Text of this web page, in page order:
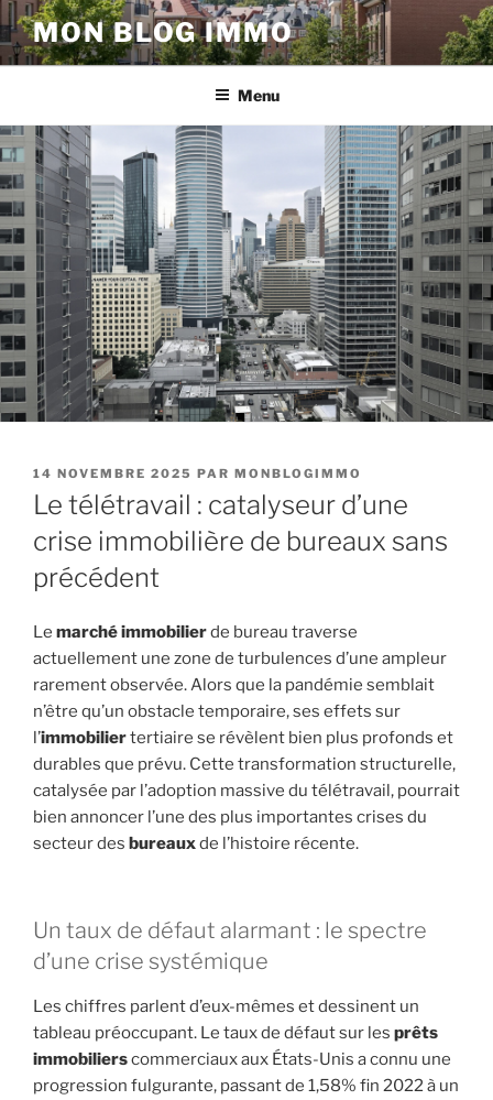
Aller
au
contenu
MON BLOG IMMO
Menu
PUBLIÉ
LE
14 NOVEMBRE 2025 PAR MONBLOGIMMO
Le télétravail : catalyseur d’une
crise immobilière de bureaux sans
précédent
Le marché immobilierde bureau traverse
actuellement une zone de turbulences d’une ampleur
rarement observée. Alors que la pandémie semblait
n’être qu’un obstacle temporaire, ses effets sur
l’immobiliertertiaire se révèlent bien plus profonds et
durables que prévu. Cette transformation structurelle,
catalysée par l’adoption massive du télétravail, pourrait
bien annoncer l’une des plus importantes crises du
secteur des bureauxde l’histoire récente.
Un taux de défaut alarmant : le spectre
d’une crise systémique
Les chiffres parlent d’eux-mêmes et dessinent un
tableau préoccupant. Le taux de défaut sur les prêts
immobilierscommerciaux aux États-Unis a connu une
progression fulgurante, passant de 1,58% fin 2022 à un